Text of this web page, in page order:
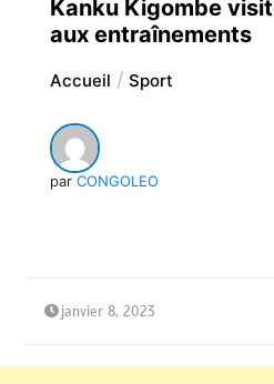
Kanku Kigombe
aux entraînements
Accueil Sport
par CONGOLEO
janvier 8, 2023